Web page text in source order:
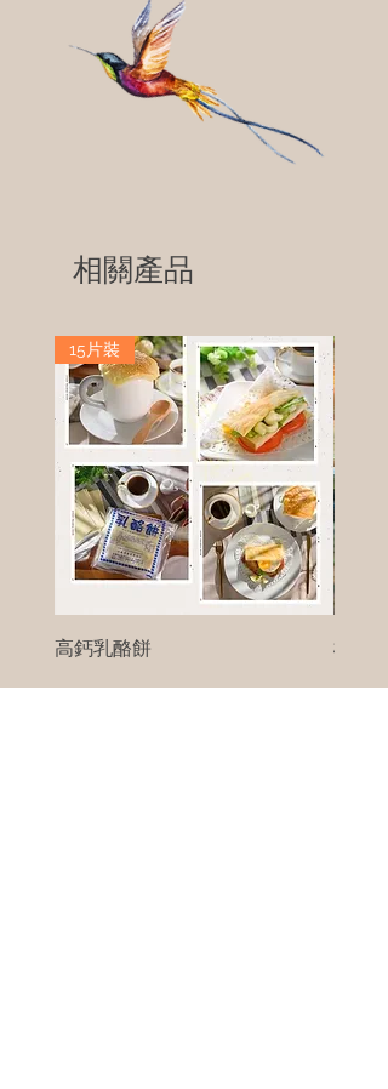
相關產品
15片裝
高鈣乳酪餅 樹葡萄